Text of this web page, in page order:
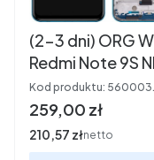
(2-3 dni) ORG
Redmi Note 9S
Kod produktu:
Cena
259,00 zł
Cena
210,57 złnetto